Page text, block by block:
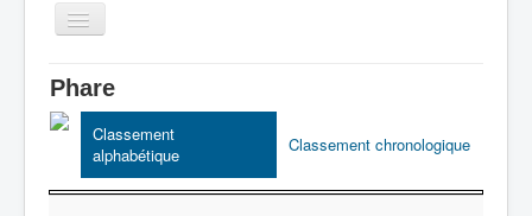
Basculer
la
Accueil
Toku-Actrices
Toku-Critiques
Séries
Phare
Classement
alphabétique
Classement chronologique